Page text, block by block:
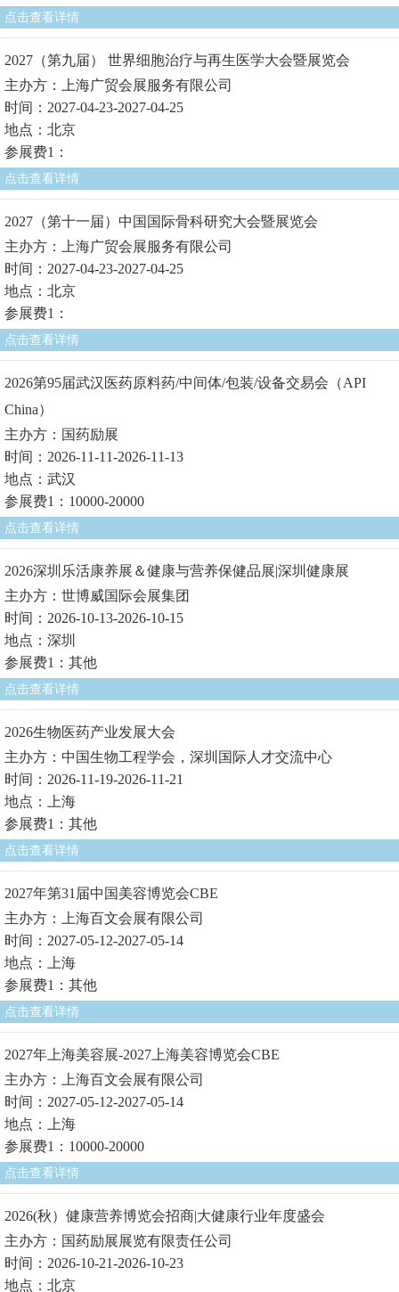
点击查看详情
2027（第九届） 世界细胞治疗与再生医学大会暨展览会
主办方：上海广贸会展服务有限公司
时间：2027-04-23-2027-04-25
地点：北京
参展费1：
点击查看详情
2027（第十一届）中国国际骨科研究大会暨展览会
主办方：上海广贸会展服务有限公司
时间：2027-04-23-2027-04-25
地点：北京
参展费1：
点击查看详情
2026第95届武汉医药原料药/中间体/包装/设备交易会（API
China）
主办方：国药励展
时间：2026-11-11-2026-11-13
地点：武汉
参展费1：10000-20000
点击查看详情
2026深圳乐活康养展＆健康与营养保健品展|深圳健康展
主办方：世博威国际会展集团
时间：2026-10-13-2026-10-15
地点：深圳
参展费1：其他
点击查看详情
2026生物医药产业发展大会
主办方：中国生物工程学会，深圳国际人才交流中心
时间：2026-11-19-2026-11-21
地点：上海
参展费1：其他
点击查看详情
2027年第31届中国美容博览会CBE
主办方：上海百文会展有限公司
时间：2027-05-12-2027-05-14
地点：上海
参展费1：其他
点击查看详情
2027年上海美容展-2027上海美容博览会CBE
主办方：上海百文会展有限公司
时间：2027-05-12-2027-05-14
地点：上海
参展费1：10000-20000
点击查看详情
2026(秋）健康营养博览会招商|大健康行业年度盛会
主办方：国药励展展览有限责任公司
时间：2026-10-21-2026-10-23
地点：北京